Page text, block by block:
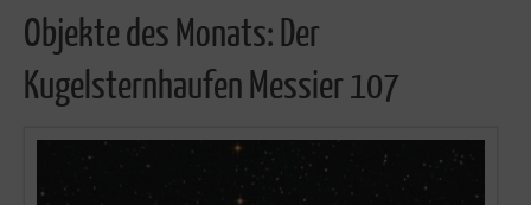
Objekte des Monats: Der
Kugelsternhaufen Messier 107